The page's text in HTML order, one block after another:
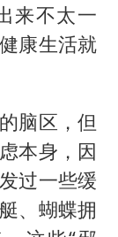
来不太一
康生活就
脑区，但
本身，因
过一些缓
、蝴蝶拥